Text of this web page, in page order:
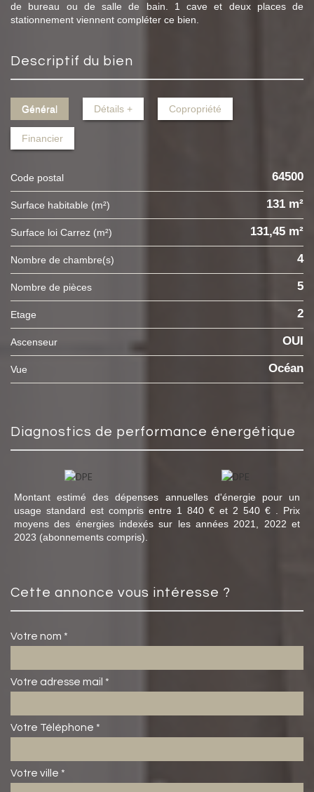
de bureau ou de salle de bain. 1 cave et deux places de
stationnement viennent compléter ce bien.
descriptif du bien
Général Détails + Copropriété
Financier
Code postal 64500
Surface habitable (m²) 131 m²
Surface loi Carrez (m²) 131,45 m²
Nombre de chambre(s) 4
Nombre de pièces 5
Etage 2
Ascenseur OUI
Vue Océan
diagnostics de performance énergétique
Montant estimé des dépenses annuelles d'énergie pour un
usage standard est compris entre 1 840 € et 2 540 € . Prix
moyens des énergies indexés sur les années 2021, 2022 et
2023 (abonnements compris).
cette annonce vous intéresse ?
Votre nom *
Votre adresse mail *
Votre Téléphone *
Votre ville *